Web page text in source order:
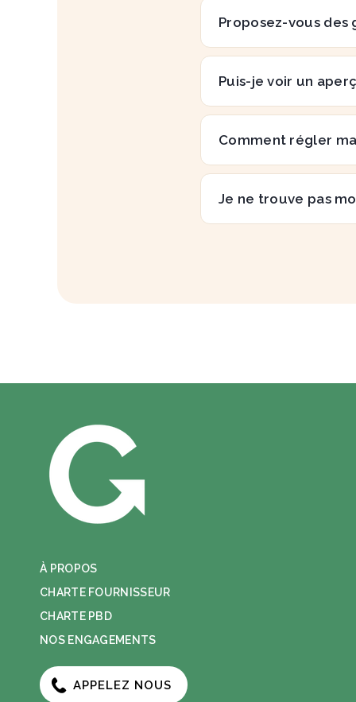
Proposez-vous des
Puis-je voir un
Comment régler
Je ne trouve pas
À PROPOS
CHARTE FOURNISSEUR
CHARTE PBD
NOS ENGAGEMENTS
APPELEZ NOUS